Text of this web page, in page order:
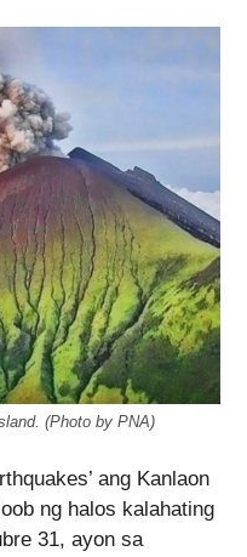
(Photo by PNA)
ang Kanlaon
ng halos kalahating
31, ayon sa